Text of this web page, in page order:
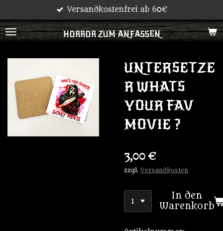
Hauptinhalt
springen
HORROR ZUM ANFASSEN
Versandkostenfrei ab 60€
UNTERSETZE
R WHATS
YOUR FAV
MOVIE ?
3,00 €
zzgl. Versandkosten
In den
Warenkorb